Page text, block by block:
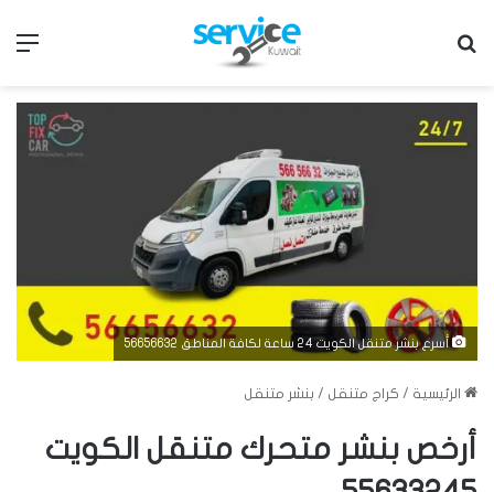
أسرع بنشر متنقل الكويت 24 ساعة لكافة المناطق 56656632
الرئيسية / كراج متنقل / بنشر متنقل
أرخص بنشر متحرك متنقل الكويت